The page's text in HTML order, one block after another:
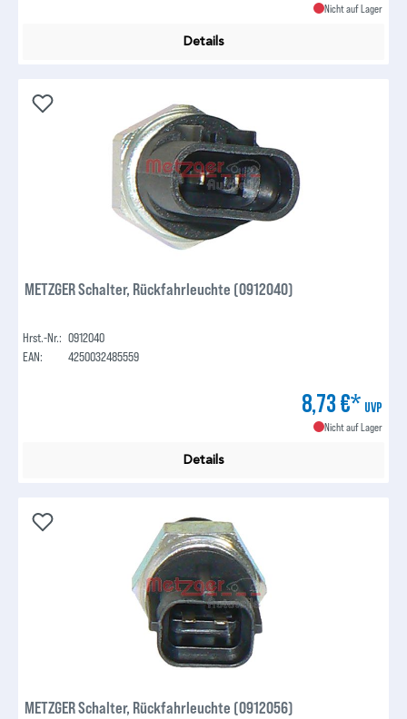
Nicht auf Lager
Details
METZGER Schalter, Rückfahrleuchte (0912040)
Hrst.-Nr.: 0912040
EAN:
4250032485559
8,73 €* UVP
Nicht auf Lager
Details
METZGER Schalter, Rückfahrleuchte (0912056)